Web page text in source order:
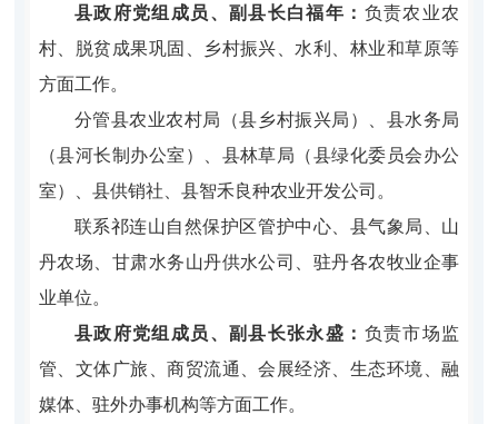
县政府党组成员、副县长白福年： 负责农业农
村、脱贫成果巩固、乡村振兴、水利、林业和草原等
方面工作。
分管县农业农村局（县乡村振兴局）、县水务局
（县河长制办公室）、县林草局（县绿化委员会办公
室）、县供销社、县智禾良种农业开发公司。
联系祁连山自然保护区管护中心、县气象局、山
丹农场、甘肃水务山丹供水公司、驻丹各农牧业企事
业单位。
县政府党组成员、副县长张永盛： 负责市场监
管、文体广旅、商贸流通、会展经济、生态环境、融
媒体、驻外办事机构等方面工作。